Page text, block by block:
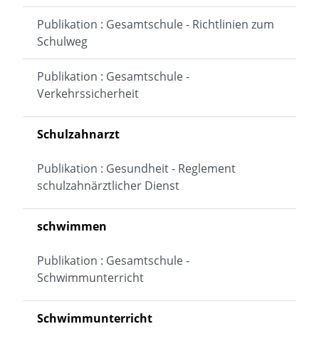
Publikation : Gesamtschule - Richtlinien zum
Schulweg
Publikation : Gesamtschule -
Verkehrssicherheit
Schulzahnarzt
Publikation : Gesundheit - Reglement
schulzahnärztlicher Dienst
schwimmen
Publikation : Gesamtschule -
Schwimmunterricht
Schwimmunterricht